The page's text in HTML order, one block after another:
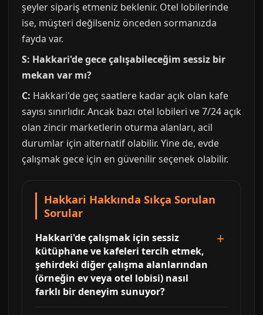
şeyler sipariş etmeniz beklenir. Otel lobilerinde
ise, müşteri değilseniz önceden sormanızda
fayda var.
S: Hakkari'de gece çalışabileceğim sessiz bir
mekan var mı?
C: Hakkari'de geç saatlere kadar açık olan kafe
sayısı sınırlıdır. Ancak bazı otel lobileri ve 7/24 açık
olan zincir marketlerin oturma alanları, acil
durumlar için alternatif olabilir. Yine de, evde
çalışmak gece için en güvenilir seçenek olabilir.
Hakkari Hakkında Sıkça Sorulan
Sorular
Hakkari'de çalışmak için sessiz
kütüphane ve kafeleri tercih etmek,
şehirdeki diğer çalışma alanlarından
(örneğin ev veya otel lobisi) nasıl
farklı bir deneyim sunuyor?